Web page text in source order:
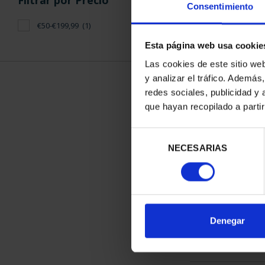
Consentimiento
Esta página web usa
Las cookies de este sitio
y analizar el tráfico.
redes sociales, publicidad y
que hayan recopilado a
consentimiento
NECESARIAS
Denegar
€50-€199,99 (1)
CIUDADES
ORDENAR POR: